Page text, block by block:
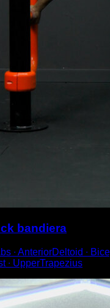
bandiera
∙ AnteriorDeltoid ∙
∙ UpperTrapezius